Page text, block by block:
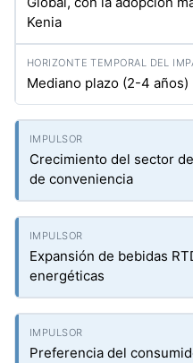
Kenia
Mediano plazo (2-4 años)
Crecimiento del sector
de conveniencia
Expansión de bebidas
energéticas
Preferencia del